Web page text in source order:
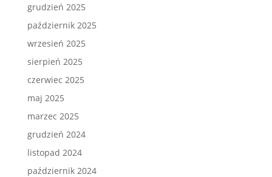
grudzień 2025
październik 2025
wrzesień 2025
sierpień 2025
czerwiec 2025
maj 2025
marzec 2025
grudzień 2024
listopad 2024
październik 2024